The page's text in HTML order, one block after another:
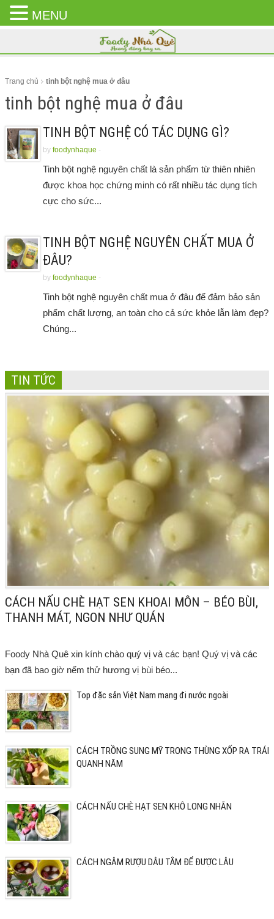
CLOSE
MENU
Trang chủ tinh bột nghệ mua ở đâu
tinh bột nghệ mua ở đâu
TINH BỘT NGHỆ CÓ TÁC DỤNG GÌ?
by foodynhaque -
Tinh bột nghệ nguyên chất là sản phẩm từ thiên nhiên
được khoa học chứng minh có rất nhiều tác dụng tích
cực cho sức...
TINH BỘT NGHỆ NGUYÊN CHẤT MUA Ở
ĐÂU?
by foodynhaque -
Tinh bột nghệ nguyên chất mua ở đâu để đảm bảo sản
phẩm chất lượng, an toàn cho cả sức khỏe lẫn làm đẹp?
Chúng...
TIN TỨC
CÁCH NẤU CHÈ HẠT SEN KHOAI MÔN – BÉO BÙI,
THANH MÁT, NGON NHƯ QUÁN
Foody Nhà Quê xin kính chào quý vị và các bạn! Quý vị và các
bạn đã bao giờ nếm thử hương vị bùi béo...
Top đặc sản Việt Nam mang đi nước ngoài
CÁCH TRỒNG SUNG MỸ TRONG THÙNG XỐP RA TRÁI
QUANH NĂM
CÁCH NẤU CHÈ HẠT SEN KHÔ LONG NHÃN
CÁCH NGÂM RƯỢU DÂU TẰM ĐỂ ĐƯỢC LÂU
MENU